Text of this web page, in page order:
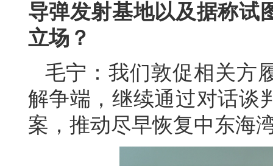
导弹发射基地以及据称试
立场？
毛宁：我们敦促相关方
解争端，继续通过对话谈
案，推动尽早恢复中东海